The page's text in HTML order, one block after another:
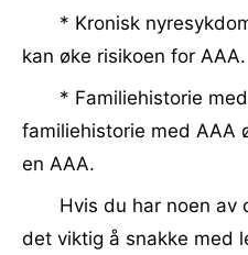
* Kronisk
kan øke risikoen for AAA.
* Familiehistorie
familiehistorie med AAA
en AAA.
Hvis du har noen av
det viktig å snakke med